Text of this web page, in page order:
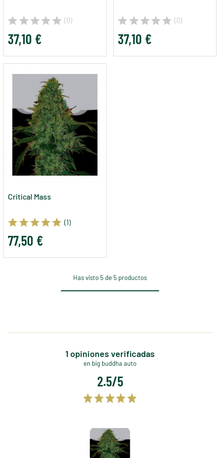
(0)
37,10 €
(0)
37,10 €
Critical Mass
(1)
77,50 €
Has visto 5 de 5 productos
1 opiniones verificadas
en big buddha auto
2.5/5